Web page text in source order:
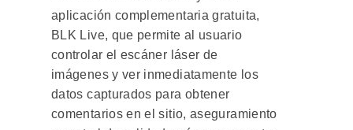
aplicación complementaria gratuita,
BLK Live, que permite al usuario
controlar el escáner láser de
imágenes y ver inmediatamente los
datos capturados para obtener
comentarios en el sitio, aseguramiento